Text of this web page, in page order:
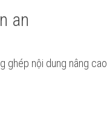
an
ghép nội dung nâng cao.